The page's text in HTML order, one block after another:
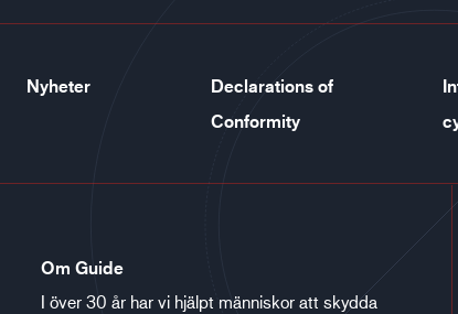
Nyheter
Declarations of
Conformity
Om Guide
I över 30 år har vi hjälpt människor att skydda